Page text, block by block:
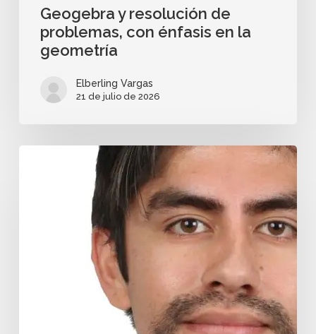
Geogebra y resolución de
problemas, con énfasis en la
geometría
Elberling Vargas
21 de julio de 2026